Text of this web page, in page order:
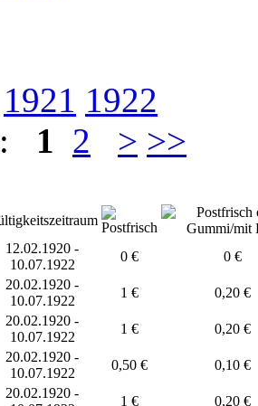
1921 1922
1 2 > >>
12.02.1920 -
10.07.1922
0 € 0 €
20.02.1920 -
10.07.1922
1 € 0,20 €
20.02.1920 -
10.07.1922
1 € 0,20 €
20.02.1920 -
10.07.1922
0,50 € 0,10 €
20.02.1920 -
1 € 0,20 €